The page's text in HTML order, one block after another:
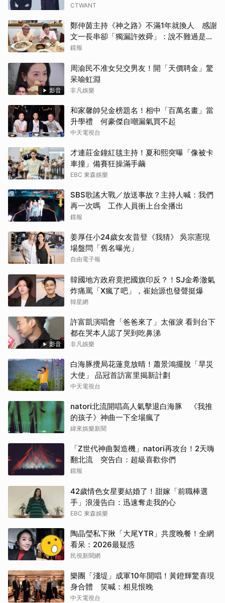
CTWANT
鄭仲茵主持《神之路》不滿1年就換人 感謝
文一長串卻「獨漏許效舜」：說不難過是騙
人的
鏡報
影音
周渝民不准女兒交男友！開「天價聘金」驚
呆喻虹淵
非凡娛樂
和家馨帥兒金榜題名！相中「百萬名畫」當
升學禮 何豪傑自嘲漏氣買不起
中天電視台
才連莊金鐘紅毯主持！夏和熙突曝「像被卡
車撞」備賽狂操滿手繭
EBC 東森娛樂
SBS歌謠大戰／放送事故？主持人喊：我們
再一次嗎 工作人員衝上台全播出
鏡報
姜厚任小24歲女友昔登《我猜》 吳宗憲現
場盤問「舊名曝光」
自由電子報
韓國地方政府竟把國旗印反？！SJ金希澈氣
炸痛罵「X瘋了吧」，崔始源也發聲挺爆
韓星網
影音
許富凱演唱會「爸爸來了」太催淚 看到台下
都在哭本人認了哭到吃鼻涕
非凡娛樂
白海豚攪局花蓮竟放晴！蕭景鴻擺脫「旱災
大使」 品冠首訪富里揭新計劃
中天電視台
natori北流開唱高人氣擊退白海豚 《我推
的孩子》神曲一下全場瘋了
緯來娛樂新聞
「Z世代神曲製造機」natori再攻台！2天嗨
翻北流 突告白：超級喜歡你們
鏡報
42歲情色女星要結婚了！甜嫁「前職棒選
手」浪漫告白：迅速奪走我的心
EBC 東森娛樂
陶晶瑩私下揪「大尾YTR」共度晚餐！全網
看呆：2026最疑惑
民視新聞網
樂團「淺堤」成軍10年開唱！黃鐙輝驚喜現
身合體 笑喊：相見恨晚
中天電視台
取消